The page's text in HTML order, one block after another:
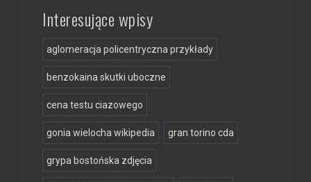
Interesujące wpisy
aglomeracja policentryczna przykłady
benzokaina skutki uboczne
cena testu ciazowego
gonia wielocha wikipedia gran torino cda
grypa bostońska zdjęcia